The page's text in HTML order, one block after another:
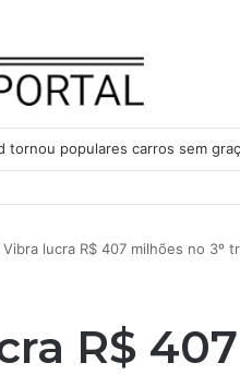
Livre e Assaí, Anvisa
Vibra lucra R$ 407 milhões no 3º
R$